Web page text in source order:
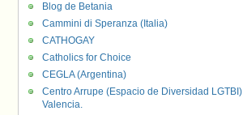
Blog de Betania
Cammini di Speranza (Italia)
CATHOGAY
Catholics for Choice
CEGLA (Argentina)
Centro Arrupe (Espacio de Diversidad LGTBI)
Valencia.